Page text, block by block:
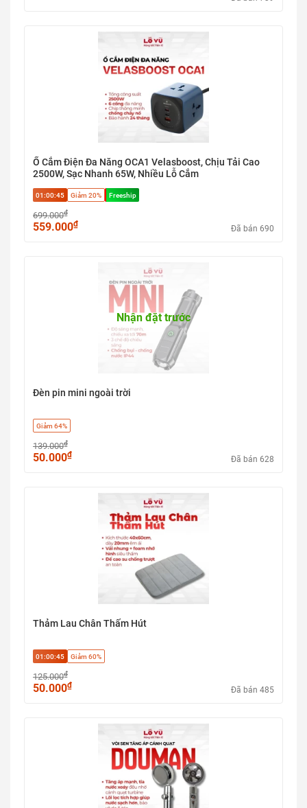
Ổ Cắm Điện Đa Năng OCA1 Velasboost, Chịu Tải Cao
2500W, Sạc Nhanh 65W, Nhiều Lỗ Cắm
01:00:44 Giảm 20% Freeship
699.000₫
559.000₫ Đã bán 690
Nhận đặt trước
Đèn pin mini ngoài trời
Giảm 64%
139.000₫
50.000₫ Đã bán 628
Thảm Lau Chân Thấm Hút
01:00:44 Giảm 60%
125.000₫
50.000₫ Đã bán 485